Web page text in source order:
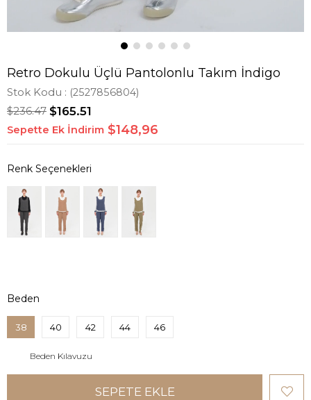
Retro Dokulu Üçlü Pantolonlu Takım İndigo
Stok Kodu (2527856804)
$236.47 $165.51
Sepette Ek İndirim $148,96
Beden
38 40 42 44 46
Beden Kılavuzu